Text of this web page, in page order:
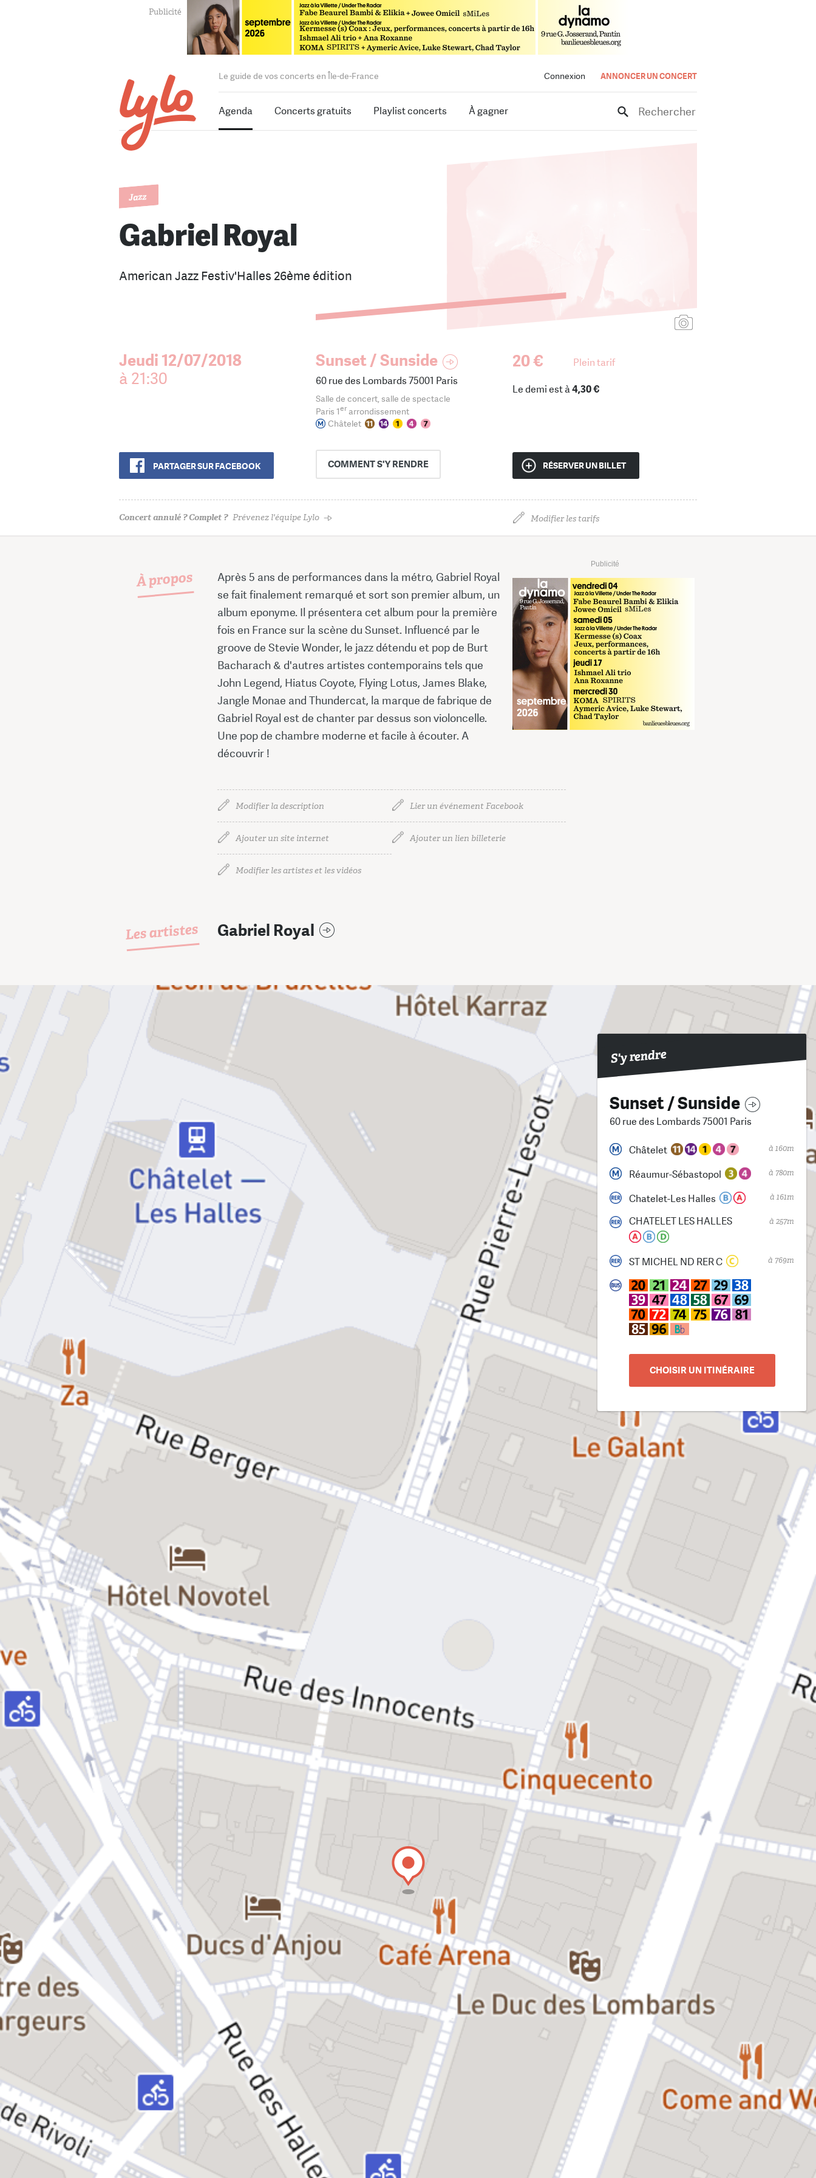
Connexion ANNONCER UN CONCERT
Le guide de vos concerts en Île-de-France
Agenda Concerts gratuits Playlist concerts À gagner Rechercher
Jazz
Gabriel Royal
American Jazz Festiv'Halles 26ème édition
Jeudi 12/07/2018
à 21:30
PARTAGER SUR FACEBOOK
Sunset / Sunside
60 rue des Lombards 75001 Paris
Salle de concert, salle de spectacle
Paris 1erarrondissement
Châtelet
COMMENTS'Y RENDRE
20 € Plein tarif
RÉSERVER UN BILLET
22 € RÉSERVER sur fnac.com
22 € RÉSERVER sur digitick.com
Le demi est à4,30 €
Concert annulé ? Complet ? Prévenez l'équipe Lylo Modifier les tarifs
À propos
Publicité
Après 5 ans de performances dans la métro, Gabriel Royal
se fait finalement remarqué et sort son premier album, un
album eponyme. Il présentera cet album pour la première
fois en France sur la scène du Sunset. Influencé par le
groove de Stevie Wonder, le jazz détendu et pop de Burt
Bacharach & d'autres artistes contemporains tels que
John Legend, Hiatus Coyote, Flying Lotus, James Blake,
Jangle Monae and Thundercat, la marque de fabrique de
Gabriel Royal est de chanter par dessus son violoncelle.
Une pop de chambre moderne et facile à écouter. A
découvrir !
Modifier la description Lier un événement Facebook
Ajouter un site internet Ajouter un lien billeterie
Modifier les artistes et les vidéos
Les artistes Gabriel Royal
S'y rendre
Sunset / Sunside
60 rue des Lombards 75001 Paris
Châtelet à 160m
Réaumur-Sébastopol à 780m
Chatelet-Les Halles à 161m
CHATELET LES HALLES à 257m
ST MICHEL ND RER C à 769m
CHOISIR UN ITINÉRAIRE